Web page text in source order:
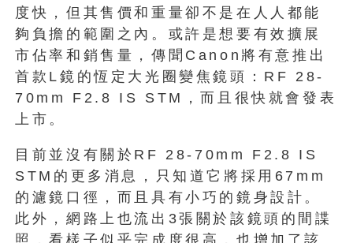
度快，但其售價和重量卻不是在人人都能
夠負擔的範圍之內。或許是想要有效擴展
市佔率和銷售量，傳聞Canon將有意推出
首款L鏡的恆定大光圈變焦鏡頭：RF 28-
70mm F2.8 IS STM，而且很快就會發表
上市。
目前並沒有關於RF 28-70mm F2.8 IS
STM的更多消息，只知道它將採用67mm
的濾鏡口徑，而且具有小巧的鏡身設計。
此外，網路上也流出3張關於該鏡頭的間諜
照，看樣子似乎完成度很高，也增加了該